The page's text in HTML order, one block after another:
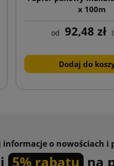
x 100m
od 92,48 zł
Dodaj do
o nowościach i
5% rabatu na